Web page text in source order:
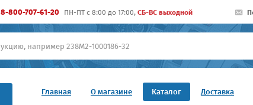
8-800-707-61-20 ПН-ПТ c 8:00 до 17:00, СБ-ВС выходной
Главная О магазине Каталог Доставка